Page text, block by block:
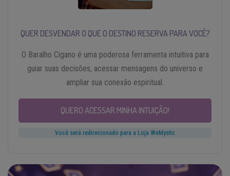
QUER DESVENDAR O QUE O DESTINO RESERVA PARA VOCÊ?
O Baralho Cigano é uma poderosa ferramenta intuitiva para
guiar suas decisões, acessar mensagens do universo e
ampliar sua conexão espiritual.
QUERO ACESSAR MINHA INTUIÇÃO!
Você será redirecionado para a Loja WeMystic